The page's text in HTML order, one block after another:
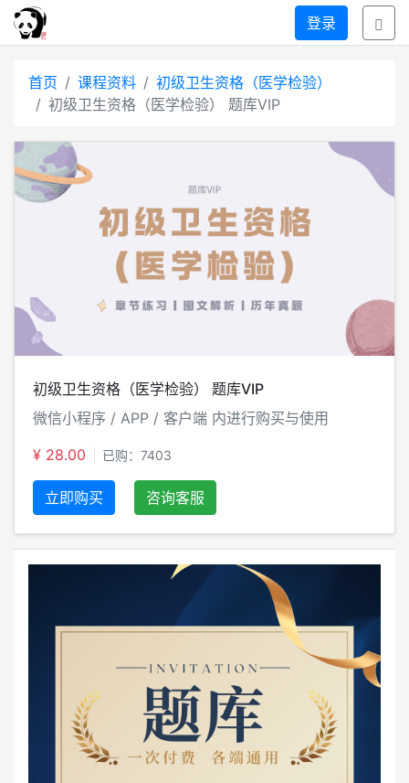
登录
首页 课程资料
初级卫生资格（医学检验）
初级卫生资格（医学检验） 题库VIP
初级卫生资格（医学检验） 题库VIP
微信小程序 / APP / 客户端 内进行购买与使用
¥ 28.00
已购：7403
立即购买 咨询客服